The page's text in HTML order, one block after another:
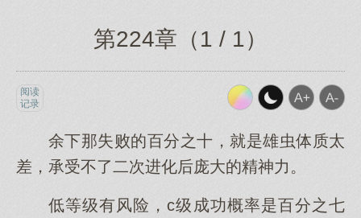
第224章（1 / 1）
阅读
记录
余下那失败的百分之十，就是雄虫体质太
差，承受不了二次进化后庞大的精神力。
低等级有风险，c级成功概率是百分之七